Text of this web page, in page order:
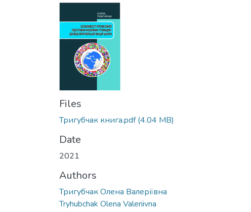
Files
Тригубчак книга.pdf(4.04 MB)
Date
2021
Authors
Тригубчак Олена Валеріївна
Tryhubchak Olena Valeriivna